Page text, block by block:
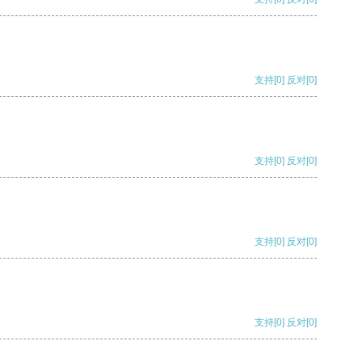
支持[0] 反对[0]
支持[0] 反对[0]
支持[0] 反对[0]
支持[0] 反对[0]